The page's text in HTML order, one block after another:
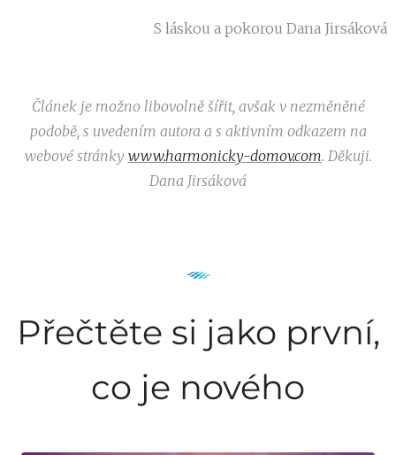
S láskou a pokorou Dana Jirsáková
Článek je možno libovolně šířit, avšak v nezměněné
podobě, s uvedením autora a s aktivním odkazem na
webové stránky www.harmonicky-domov.com. Děkuji.
Dana Jirsáková
Přečtěte si jako první,
co je nového